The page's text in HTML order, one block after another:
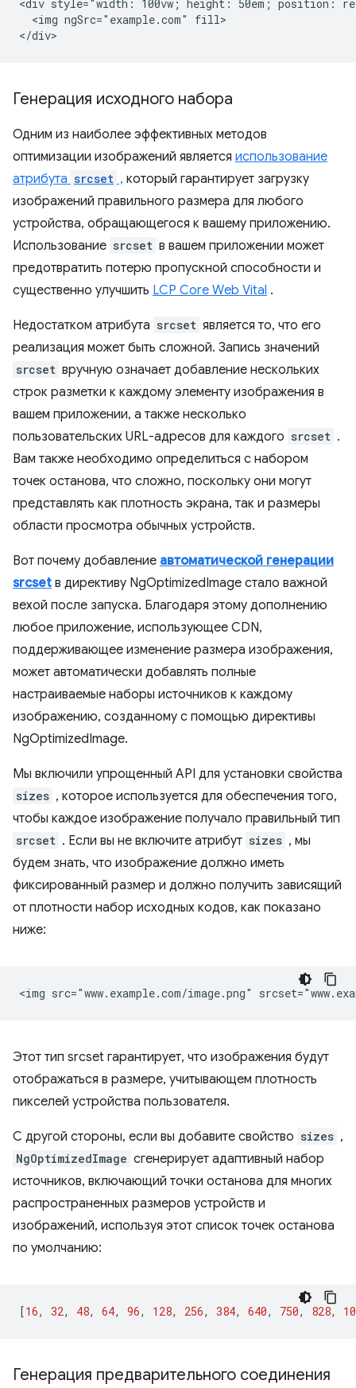
<div style="width: 100vw; height: 50em; position:
  <img ngSrc="example.com" fill>
Генерация исходного набора
Одним из наиболее эффективных методов
оптимизации изображений является использование
атрибута srcset , который гарантирует загрузку
изображений правильного размера для любого
устройства, обращающегося к вашему приложению.
Использование srcset в вашем приложении может
предотвратить потерю пропускной способности и
существенно улучшить LCP Core Web Vital .
Недостатком атрибута srcset является то, что его
реализация может быть сложной. Запись значений
srcset вручную означает добавление нескольких
строк разметки к каждому элементу изображения в
вашем приложении, а также несколько
пользовательских URL-адресов для каждого srcset .
Вам также необходимо определиться с набором
точек останова, что сложно, поскольку они могут
представлять как плотность экрана, так и размеры
области просмотра обычных устройств.
Вот почему добавление автоматической генерации
srcset в директиву NgOptimizedImage стало важной
вехой после запуска. Благодаря этому дополнению
любое приложение, использующее CDN,
поддерживающее изменение размера изображения,
может автоматически добавлять полные
настраиваемые наборы источников к каждому
изображению, созданному с помощью директивы
NgOptimizedImage.
Мы включили упрощенный API для установки свойства
sizes , которое используется для обеспечения того,
чтобы каждое изображение получало правильный тип
srcset . Если вы не включите атрибут sizes , мы
будем знать, что изображение должно иметь
фиксированный размер и должно получить зависящий
от плотности набор исходных кодов, как показано
ниже:
Этот тип srcset гарантирует, что изображения будут
отображаться в размере, учитывающем плотность
пикселей устройства пользователя.
С другой стороны, если вы добавите свойство sizes ,
NgOptimizedImage сгенерирует адаптивный набор
источников, включающий точки останова для многих
распространенных размеров устройств и
изображений, используя этот список точек останова
по умолчанию:
[16, 32, 48, 64, 96, 128, 256, 384, 640, 750, 828,
Генерация предварительного соединения